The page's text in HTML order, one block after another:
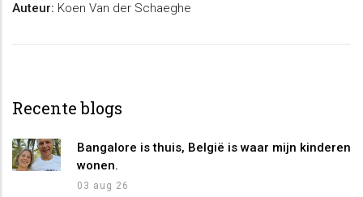
Auteur: Koen Van der Schaeghe
Recente blogs
Bangalore is thuis, België is waar mijn kinderen
wonen.
03 aug 26